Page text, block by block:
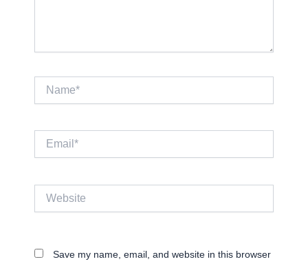
Email*
Save my name, email, and website in this browser